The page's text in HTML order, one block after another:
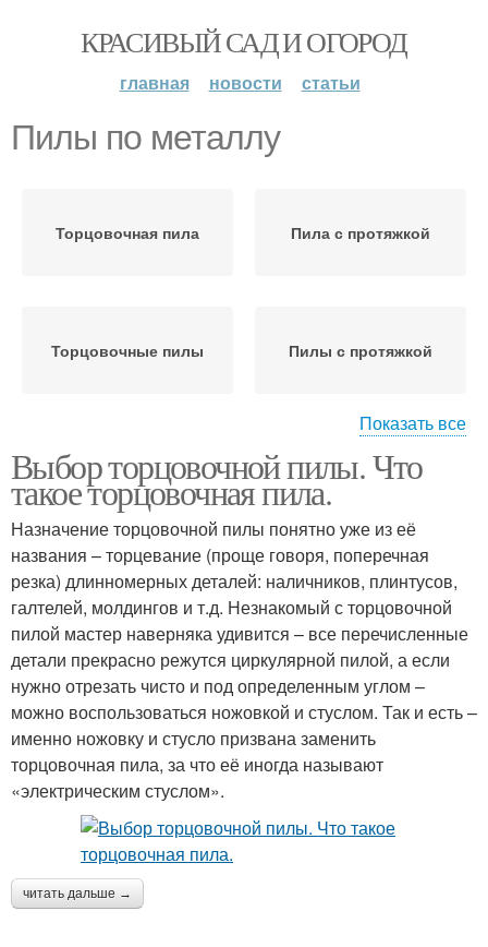
КРАСИВЫЙ САД И ОГОРОД
главная новости статьи
Пилы по металлу
Торцовочная пила Пила с протяжкой
Торцовочные пилы Пилы с протяжкой
Торцевая пила Сабельная пила
Руки из дисковой пилы Пила из дисковой пилы
Пила по металлу
Показать все
Выбор торцовочной пилы. Что
такое торцовочная пила.
Назначение торцовочной пилы понятно уже из её
названия – торцевание (проще говоря, поперечная
резка) длинномерных деталей: наличников, плинтусов,
галтелей, молдингов и т.д. Незнакомый с торцовочной
пилой мастер наверняка удивится – все перечисленные
детали прекрасно режутся циркулярной пилой, а если
нужно отрезать чисто и под определенным углом –
можно воспользоваться ножовкой и стуслом. Так и есть –
именно ножовку и стусло призвана заменить
торцовочная пила, за что её иногда называют
«электрическим стуслом».
читать дальше →